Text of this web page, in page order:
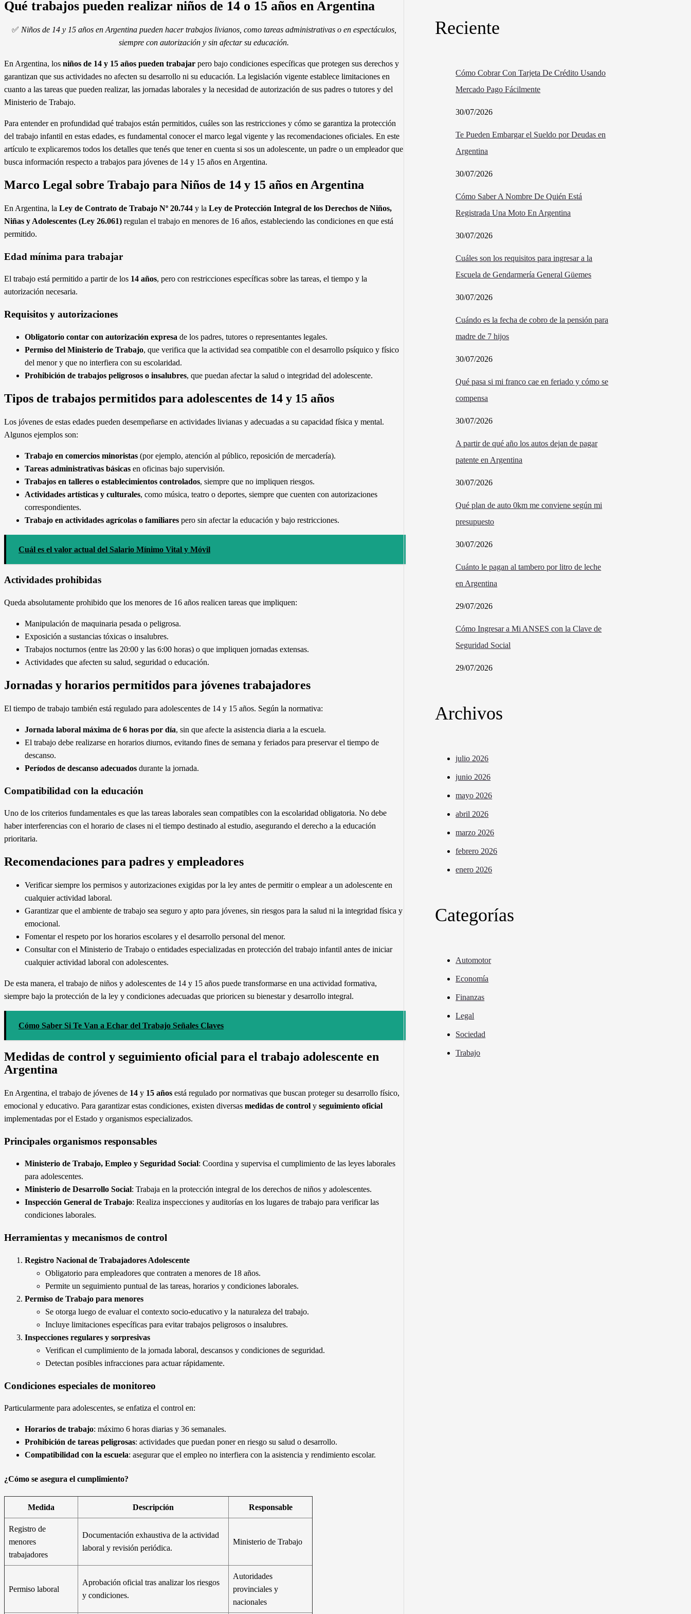
Qué trabajos pueden realizar niños de 14 o 15 años en Argentina
✅ Niños de 14 y 15 años en Argentina pueden hacer trabajos livianos, como tareas administrativas o en espectáculos,
siempre con autorización y sin afectar su educación.
En Argentina, los niños de 14 y 15 años pueden trabajar pero bajo condiciones específicas que protegen sus derechos y
garantizan que sus actividades no afecten su desarrollo ni su educación. La legislación vigente establece limitaciones en
cuanto a las tareas que pueden realizar, las jornadas laborales y la necesidad de autorización de sus padres o tutores y del
Ministerio de Trabajo.
Para entender en profundidad qué trabajos están permitidos, cuáles son las restricciones y cómo se garantiza la protección
del trabajo infantil en estas edades, es fundamental conocer el marco legal vigente y las recomendaciones oficiales. En este
artículo te explicaremos todos los detalles que tenés que tener en cuenta si sos un adolescente, un padre o un empleador que
busca información respecto a trabajos para jóvenes de 14 y 15 años en Argentina.
Marco Legal sobre Trabajo para Niños de 14 y 15 años en Argentina
En Argentina, la Ley de Contrato de Trabajo Nº 20.744 y la Ley de Protección Integral de los Derechos de Niños,
Niñas y Adolescentes (Ley 26.061) regulan el trabajo en menores de 16 años, estableciendo las condiciones en que está
permitido.
Edad mínima para trabajar
El trabajo está permitido a partir de los 14 años, pero con restricciones específicas sobre las tareas, el tiempo y la
autorización necesaria.
Requisitos y autorizaciones
Obligatorio contar con autorización expresa de los padres, tutores o representantes legales.
Permiso del Ministerio de Trabajo, que verifica que la actividad sea compatible con el desarrollo psíquico y físico
del menor y que no interfiera con su escolaridad.
Prohibición de trabajos peligrosos o insalubres, que puedan afectar la salud o integridad del adolescente.
Tipos de trabajos permitidos para adolescentes de 14 y 15 años
Los jóvenes de estas edades pueden desempeñarse en actividades livianas y adecuadas a su capacidad física y mental.
Algunos ejemplos son:
Trabajo en comercios minoristas (por ejemplo, atención al público, reposición de mercadería).
Tareas administrativas básicas en oficinas bajo supervisión.
Trabajos en talleres o establecimientos controlados, siempre que no impliquen riesgos.
Actividades artísticas y culturales, como música, teatro o deportes, siempre que cuenten con autorizaciones
correspondientes.
Trabajo en actividades agrícolas o familiares pero sin afectar la educación y bajo restricciones.
Cuál es el valor actual del Salario Mínimo Vital y Móvil
Actividades prohibidas
Queda absolutamente prohibido que los menores de 16 años realicen tareas que impliquen:
Manipulación de maquinaria pesada o peligrosa.
Exposición a sustancias tóxicas o insalubres.
Trabajos nocturnos (entre las 20:00 y las 6:00 horas) o que impliquen jornadas extensas.
Actividades que afecten su salud, seguridad o educación.
Jornadas y horarios permitidos para jóvenes trabajadores
El tiempo de trabajo también está regulado para adolescentes de 14 y 15 años. Según la normativa:
Jornada laboral máxima de 6 horas por día, sin que afecte la asistencia diaria a la escuela.
El trabajo debe realizarse en horarios diurnos, evitando fines de semana y feriados para preservar el tiempo de
descanso.
Períodos de descanso adecuados durante la jornada.
Compatibilidad con la educación
Uno de los criterios fundamentales es que las tareas laborales sean compatibles con la escolaridad obligatoria. No debe
haber interferencias con el horario de clases ni el tiempo destinado al estudio, asegurando el derecho a la educación
prioritaria.
Recomendaciones para padres y empleadores
Verificar siempre los permisos y autorizaciones exigidas por la ley antes de permitir o emplear a un adolescente en
cualquier actividad laboral.
Garantizar que el ambiente de trabajo sea seguro y apto para jóvenes, sin riesgos para la salud ni la integridad física y
emocional.
Fomentar el respeto por los horarios escolares y el desarrollo personal del menor.
Consultar con el Ministerio de Trabajo o entidades especializadas en protección del trabajo infantil antes de iniciar
cualquier actividad laboral con adolescentes.
De esta manera, el trabajo de niños y adolescentes de 14 y 15 años puede transformarse en una actividad formativa,
siempre bajo la protección de la ley y condiciones adecuadas que prioricen su bienestar y desarrollo integral.
Cómo Saber Si Te Van a Echar del Trabajo Señales Claves
Medidas de control y seguimiento oficial para el trabajo adolescente en
Argentina
En Argentina, el trabajo de jóvenes de 14 y 15 años está regulado por normativas que buscan proteger su desarrollo físico,
emocional y educativo. Para garantizar estas condiciones, existen diversas medidas de control y seguimiento oficial
implementadas por el Estado y organismos especializados.
Principales organismos responsables
Ministerio de Trabajo, Empleo y Seguridad Social: Coordina y supervisa el cumplimiento de las leyes laborales
para adolescentes.
Ministerio de Desarrollo Social: Trabaja en la protección integral de los derechos de niños y adolescentes.
Inspección General de Trabajo: Realiza inspecciones y auditorías en los lugares de trabajo para verificar las
condiciones laborales.
Herramientas y mecanismos de control
Registro Nacional de Trabajadores Adolescente
Obligatorio para empleadores que contraten a menores de 18 años.
Permite un seguimiento puntual de las tareas, horarios y condiciones laborales.
Permiso de Trabajo para menores
Se otorga luego de evaluar el contexto socio-educativo y la naturaleza del trabajo.
Incluye limitaciones específicas para evitar trabajos peligrosos o insalubres.
Inspecciones regulares y sorpresivas
Verifican el cumplimiento de la jornada laboral, descansos y condiciones de seguridad.
Detectan posibles infracciones para actuar rápidamente.
Condiciones especiales de monitoreo
Particularmente para adolescentes, se enfatiza el control en:
Horarios de trabajo: máximo 6 horas diarias y 36 semanales.
Prohibición de tareas peligrosas: actividades que puedan poner en riesgo su salud o desarrollo.
Compatibilidad con la escuela: asegurar que el empleo no interfiera con la asistencia y rendimiento escolar.
¿Cómo se asegura el cumplimiento?
Medida Descripción Responsable
Registro de
menores
trabajadores
Documentación exhaustiva de la actividad
laboral y revisión periódica.
Ministerio de Trabajo
Permiso laboral
Aprobación oficial tras analizar los riesgos
y condiciones.
Autoridades
provinciales y
nacionales
Reciente
Cómo Cobrar Con Tarjeta De Crédito Usando
Mercado Pago Fácilmente
30/07/2026
Te Pueden Embargar el Sueldo por Deudas en
Argentina
30/07/2026
Cómo Saber A Nombre De Quién Está
Registrada Una Moto En Argentina
30/07/2026
Cuáles son los requisitos para ingresar a la
Escuela de Gendarmería General Güemes
30/07/2026
Cuándo es la fecha de cobro de la pensión para
madre de 7 hijos
30/07/2026
Qué pasa si mi franco cae en feriado y cómo se
compensa
30/07/2026
A partir de qué año los autos dejan de pagar
patente en Argentina
30/07/2026
Qué plan de auto 0km me conviene según mi
presupuesto
30/07/2026
Cuánto le pagan al tambero por litro de leche
en Argentina
29/07/2026
Cómo Ingresar a Mi ANSES con la Clave de
Seguridad Social
29/07/2026
Archivos
julio 2026
junio 2026
mayo 2026
abril 2026
marzo 2026
febrero 2026
enero 2026
Categorías
Automotor
Economía
Finanzas
Legal
Sociedad
Trabajo